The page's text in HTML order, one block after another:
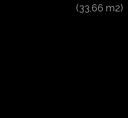
(33,66 m2)